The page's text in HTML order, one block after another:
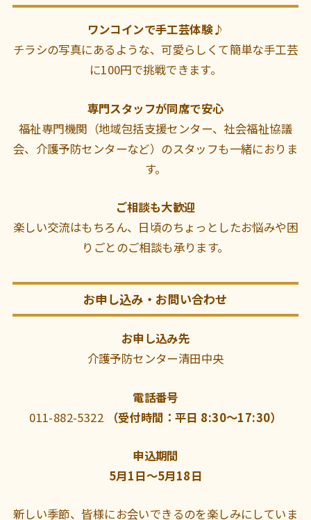
ワンコインで手工芸体験♪
チラシの写真にあるような、可愛らしくて簡単な手工芸
に100円で挑戦できます。
専門スタッフが同席で安心
福祉専門機関（地域包括支援センター、社会福祉協議
会、介護予防センターなど）のスタッフも一緒におりま
す。
ご相談も大歓迎
楽しい交流はもちろん、日頃のちょっとしたお悩みや困
りごとのご相談も承ります。
お申し込み・お問い合わせ
お申し込み先
介護予防センター清田中央
電話番号
011-882-5322
（受付時間：平日 8:30～17:30）
申込期間
5月1日～5月18日
新しい季節、皆様にお会いできるのを楽しみにしていま